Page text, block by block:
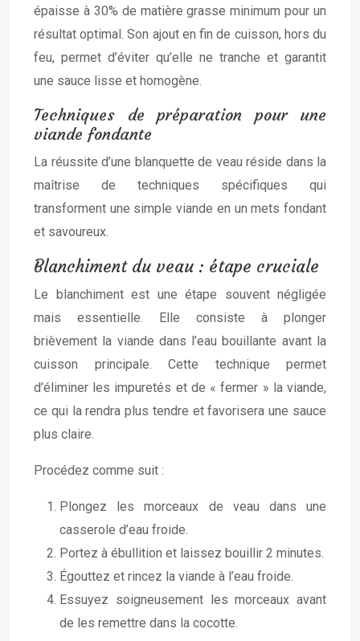
épaisse à 30% de matière grasse minimum pour un
résultat optimal. Son ajout en fin de cuisson, hors du
feu, permet d’éviter qu’elle ne tranche et garantit
une sauce lisse et homogène.
Techniques de préparation pour une
viande fondante
La réussite d’une blanquette de veau réside dans la
maîtrise de techniques spécifiques qui
transforment une simple viande en un mets fondant
et savoureux.
Blanchiment du veau : étape cruciale
Le blanchiment est une étape souvent négligée
mais essentielle. Elle consiste à plonger
brièvement la viande dans l’eau bouillante avant la
cuisson principale. Cette technique permet
d’éliminer les impuretés et de « fermer » la viande,
ce qui la rendra plus tendre et favorisera une sauce
plus claire.
Procédez comme suit :
Plongez les morceaux de veau dans une
casserole d’eau froide.
Portez à ébullition et laissez bouillir 2 minutes.
Égouttez et rincez la viande à l’eau froide.
Essuyez soigneusement les morceaux avant
de les remettre dans la cocotte.